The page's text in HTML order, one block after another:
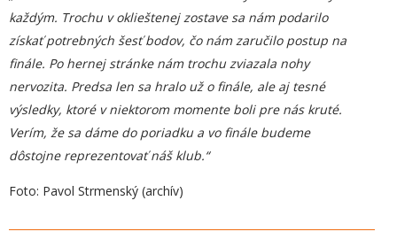
každým. Trochu v oklieštenej zostave sa nám podarilo
získať potrebných šesťbodov, čo nám zaručilo postup na
finále. Po hernej stránke nám trochu zviazala nohy
nervozita. Predsa len sa hralo už o finále, ale aj tesné
výsledky, ktoré v niektorom momente boli pre nás kruté.
Verím, že sa dáme do poriadku a vo finále budeme
dôstojne reprezentovať náš klub.“
Foto: Pavol Strmenský (archív)